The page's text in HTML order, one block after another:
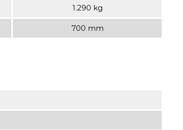
1.290 kg
700 mm